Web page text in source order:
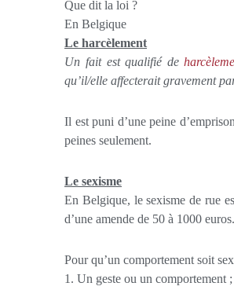
Que dit la loi ?
En Belgique
Le harcèlement
Un fait est qualifié de
qu’il/elle affecterait gravement
Il est puni d’une peine
peines seulement.
Le sexisme
En Belgique, le sexisme de rue
d’une amende de 50 à 1000 euros.
Pour qu’un comportement soit
1. Un geste ou un comportement ;